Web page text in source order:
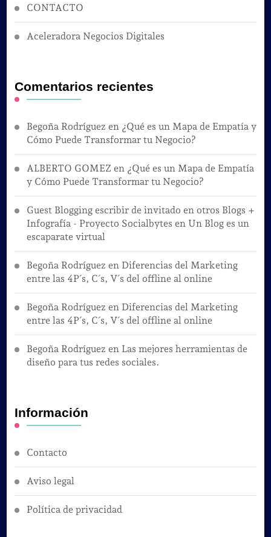
CONTACTO
Aceleradora Negocios Digitales
Comentarios recientes
Begoña Rodríguez en ¿Qué es un Mapa de Empatía y
Cómo Puede Transformar tu Negocio?
ALBERTO GOMEZ en ¿Qué es un Mapa de Empatía
y Cómo Puede Transformar tu Negocio?
Guest Blogging escribir de invitado en otros Blogs +
Infografía - Proyecto Socialbytes en Un Blog es un
escaparate virtual
Begoña Rodríguez en Diferencias del Marketing
entre las 4P´s, C´s, V´s del offline al online
Begoña Rodríguez en Diferencias del Marketing
entre las 4P´s, C´s, V´s del offline al online
Begoña Rodríguez en Las mejores herramientas de
diseño para tus redes sociales.
Información
Contacto
Aviso legal
Política de privacidad